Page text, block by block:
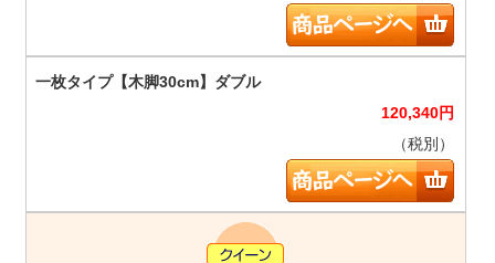
120,340円
（税別）